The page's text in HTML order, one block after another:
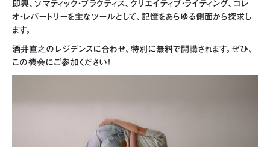
即興、ソマティック・プラクティス、クリエイティブ・ライティング、コレ
オ・レパートリーを主なツールとして、記憶をあらゆる側面から探求し
ます。
酒井直之のレジデンスに合わせ、特別に無料で開講されます。ぜひ、
この機会にご参加ください！